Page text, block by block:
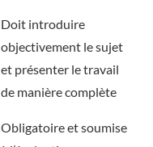
Doit introduire
objectivement le sujet
et présenter le travail
de manière complète
Obligatoire et soumise